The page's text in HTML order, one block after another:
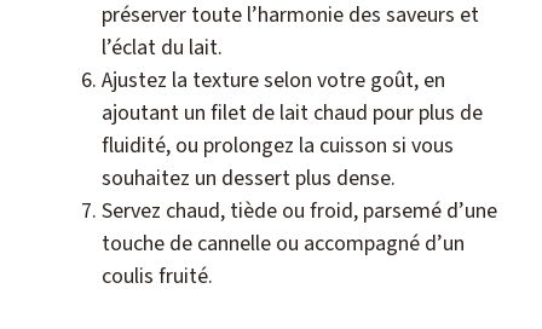
préserver toute l’harmonie des saveurs et
l’éclat du lait.
Ajustez la texture selon votre goût, en
ajoutant un filet de lait chaud pour plus de
fluidité, ou prolongez la cuisson si vous
souhaitez un dessert plus dense.
Servez chaud, tiède ou froid, parsemé d’une
touche de cannelle ou accompagné d’un
coulis fruité.